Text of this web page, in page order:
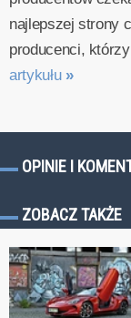
najlepszej strony
producenci,
artykułu »
OPINIE I
ZOBACZ TAKŻE